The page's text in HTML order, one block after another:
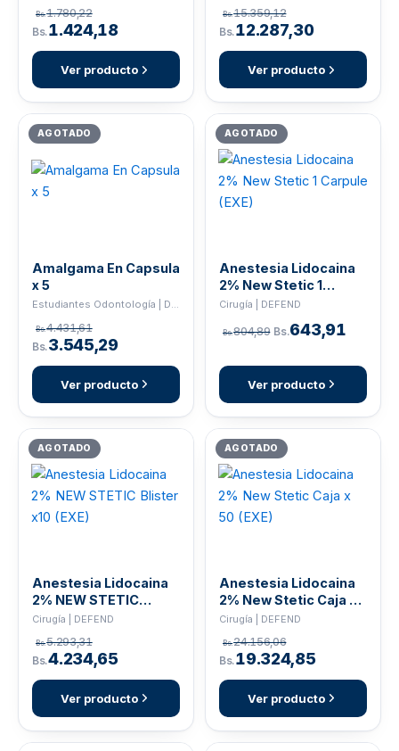
Bs.1.780,22
Bs.1.424,18
Ver producto
Bs.15.359,12
Bs.12.287,30
Ver producto
AGOTADO
Amalgama En Capsula
x 5
Estudiantes Odontología | DEFEND
Bs.4.431,61
Bs.3.545,29
Ver producto
AGOTADO
Anestesia Lidocaina
2% New Stetic 1
Carpule (EXE)
Cirugía | DEFEND
Bs.804,89 Bs.643,91
Ver producto
AGOTADO
Anestesia Lidocaina
2% NEW STETIC
Blister x10 (EXE)
Cirugía | DEFEND
Bs.5.293,31
Bs.4.234,65
Ver producto
AGOTADO
Anestesia Lidocaina
2% New Stetic Caja x
50 (EXE)
Cirugía | DEFEND
Bs.24.156,06
Bs.19.324,85
Ver producto